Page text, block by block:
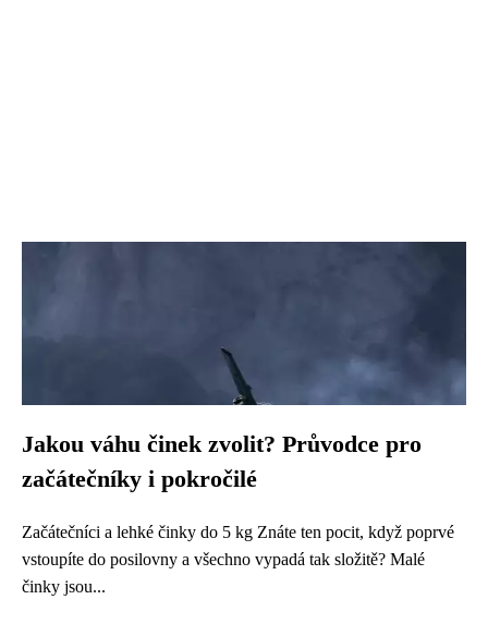
Jakou váhu činek zvolit? Průvodce pro
začátečníky i pokročilé
Začátečníci a lehké činky do 5 kg Znáte ten pocit, když poprvé
vstoupíte do posilovny a všechno vypadá tak složitě? Malé
činky jsou...